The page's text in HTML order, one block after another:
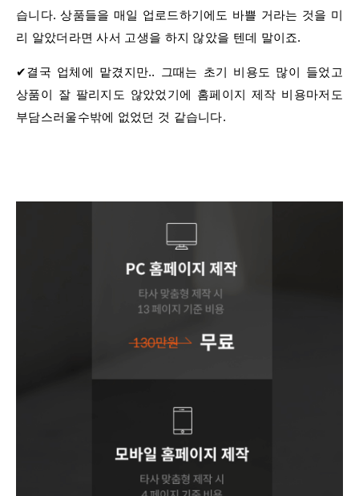
습니다​. 상품들을 매일 업로드하기에도 바쁠 거라는 것을 미
리 알았더라면 사서 고생을 하지 않았을 텐데 말이죠.
✔결국 업체에 맡겼지만.. 그때는 초기 비용도 많이 들었고
상품이 잘 팔리지도 않았었기에 홈페이지 제작 비용마저도
부담스러울수밖에 없었던 것 같습니다.